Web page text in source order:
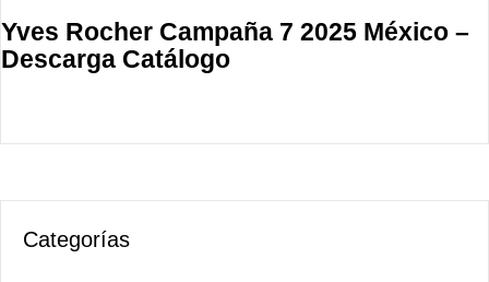
Yves Rocher Campaña 7 2025 México –
Descarga Catálogo
Categorías